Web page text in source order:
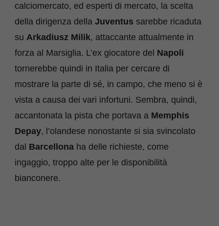
calciomercato, ed esperti di mercato, la scelta
della dirigenza della Juventus sarebbe ricaduta
su Arkadiusz Milik, attaccante attualmente in
forza al Marsiglia. L’ex giocatore del Napoli
tornerebbe quindi in Italia per cercare di
mostrare la parte di sé, in campo, che meno si è
vista a causa dei vari infortuni. Sembra, quindi,
accantonata la pista che portava a Memphis
Depay, l’olandese nonostante si sia svincolato
dal Barcellona ha delle richieste, come
ingaggio, troppo alte per le disponibilità
bianconere.